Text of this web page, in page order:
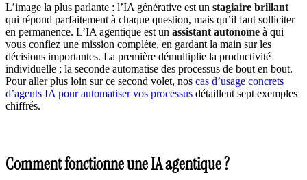
L’image la plus parlante : l’IA générative est un stagiaire brillant
qui répond parfaitement à chaque question, mais qu’il faut solliciter
en permanence. L’IA agentique est un assistant autonome à qui
vous confiez une mission complète, en gardant la main sur les
décisions importantes. La première démultiplie la productivité
individuelle ; la seconde automatise des processus de bout en bout.
Pour aller plus loin sur ce second volet, nos cas d’usage concrets
d’agents IA pour automatiser vos processus détaillent sept exemples
chiffrés.
Comment fonctionne une IA agentique ?